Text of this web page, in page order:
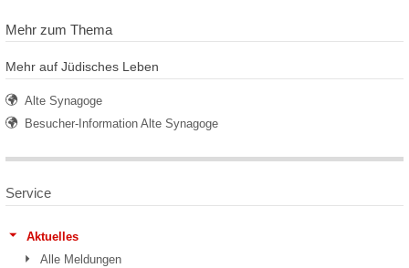
Mehr zum Thema
Mehr auf Jüdisches Leben
Alte Synagoge
Besucher-Information Alte Synagoge
Service
Aktuelles
Alle Meldungen